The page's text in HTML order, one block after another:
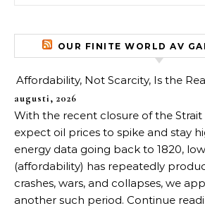
OUR FINITE WORLD AV
Affordability, Not Scarcity, Is the
augusti, 2026
With the recent closure of the
expect oil prices to spike and stay
energy data going back to 1820,
(affordability) has repeatedly
crashes, wars, and collapses, we
another such period. Continue